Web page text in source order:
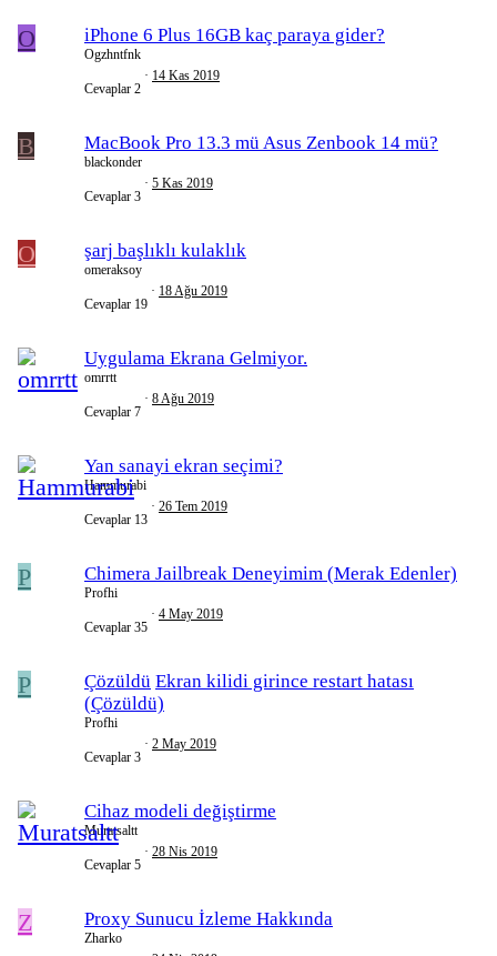
O iPhone 6 Plus 16GB kaç paraya gider?
Ogzhntfnk
Cevaplar 2
14 Kas 2019
B MacBook Pro 13.3 mü Asus Zenbook 14 mü?
blackonder
Cevaplar 3
5 Kas 2019
O şarj başlıklı kulaklık
omeraksoy
Cevaplar 19
18 Ağu 2019
Uygulama Ekrana Gelmiyor.
omrrtt
Cevaplar 7
8 Ağu 2019
Yan sanayi ekran seçimi?
Hammurabi
Cevaplar 13
26 Tem 2019
P Chimera Jailbreak Deneyimim (Merak Edenler)
Profhi
Cevaplar 35
4 May 2019
P Çözüldü Ekran kilidi girince restart hatası
(Çözüldü)
Profhi
Cevaplar 3
2 May 2019
Cihaz modeli değiştirme
Muratsaltt
Cevaplar 5
28 Nis 2019
Z Proxy Sunucu İzleme Hakkında
Zharko